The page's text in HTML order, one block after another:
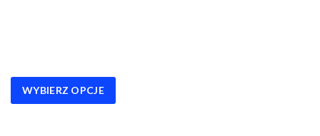
WYBIERZ OPCJE
wariantów.
Opcje